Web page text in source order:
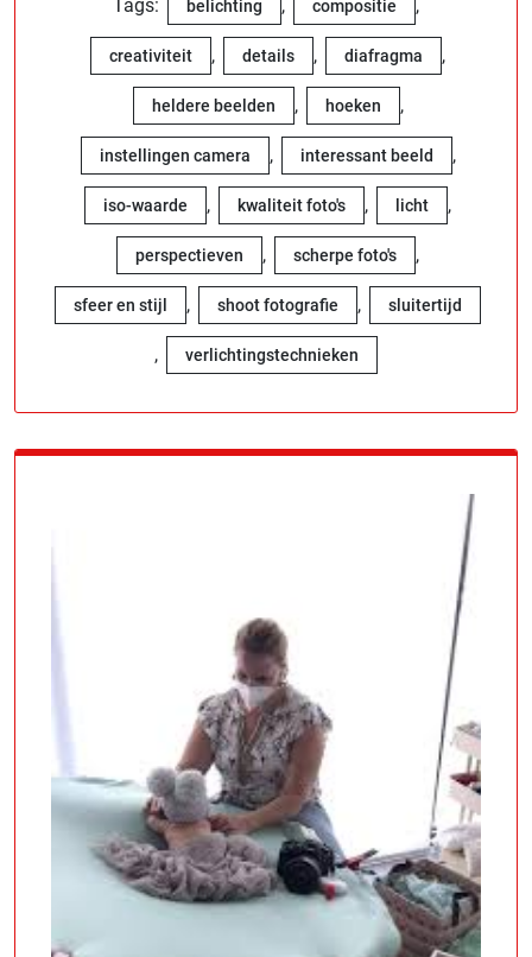
Tags: belichting , compositie ,
creativiteit , details , diafragma ,
heldere beelden , hoeken ,
instellingen camera , interessant beeld ,
iso-waarde , kwaliteit foto's , licht ,
perspectieven , scherpe foto's ,
sfeer en stijl , shoot fotografie , sluitertijd
, verlichtingstechnieken